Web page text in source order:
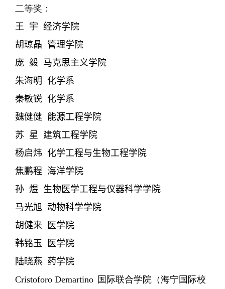
二等奖：
王 宇 经济学院
胡琼晶 管理学院
庞 毅 马克思主义学院
朱海明
化学系
秦敏锐 化学系
魏健健 能源工程学院
苏 星
建筑工程学院
杨启炜 化学工程与生物工程学院
焦鹏程 海洋学院
孙 煜 生物医学工程与仪器科学学院
马光旭 动物科学学院
胡健来
医学院
韩铭玉
医学院
陆晓燕 药学院
Cristoforo Demartino 国际联合学院（海宁国际校